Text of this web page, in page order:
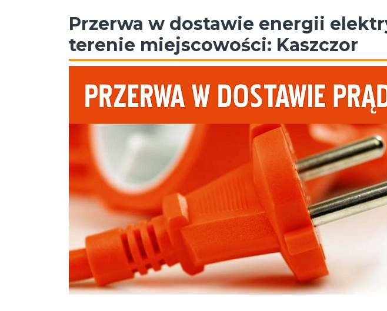
Przerwa w dostawie energii
terenie miejscowości: Kaszczor